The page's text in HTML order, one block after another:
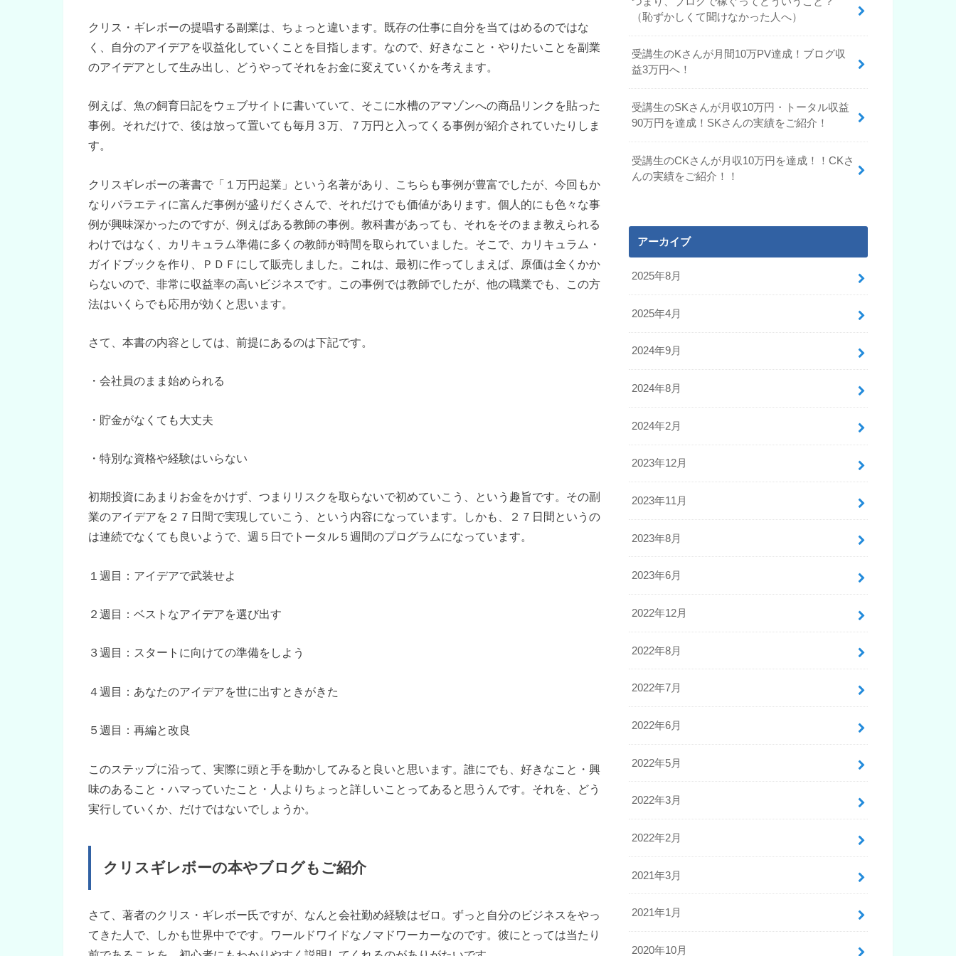
クリス・ギレボーの提唱する副業は、ちょっと違います。既存の仕事に自分を当てはめるのではな
く、自分のアイデアを収益化していくことを目指します。なので、好きなこと・やりたいことを副業
のアイデアとして生み出し、どうやってそれをお金に変えていくかを考えます。
例えば、魚の飼育日記をウェブサイトに書いていて、そこに水槽のアマゾンへの商品リンクを貼った
事例。それだけで、後は放って置いても毎月３万、７万円と入ってくる事例が紹介されていたりしま
す。
クリスギレボーの著書で「１万円起業」という名著があり、こちらも事例が豊富でしたが、今回もか
なりバラエティに富んだ事例が盛りだくさんで、それだけでも価値があります。個人的にも色々な事
例が興味深かったのですが、例えばある教師の事例。教科書があっても、それをそのまま教えられる
わけではなく、カリキュラム準備に多くの教師が時間を取られていました。そこで、カリキュラム・
ガイドブックを作り、ＰＤＦにして販売しました。これは、最初に作ってしまえば、原価は全くかか
らないので、非常に収益率の高いビジネスです。この事例では教師でしたが、他の職業でも、この方
法はいくらでも応用が効くと思います。
さて、本書の内容としては、前提にあるのは下記です。
・会社員のまま始められる
・貯金がなくても大丈夫
・特別な資格や経験はいらない
初期投資にあまりお金をかけず、つまりリスクを取らないで初めていこう、という趣旨です。その副
業のアイデアを２７日間で実現していこう、という内容になっています。しかも、２７日間というの
は連続でなくても良いようで、週５日でトータル５週間のプログラムになっています。
１週目：アイデアで武装せよ
２週目：ベストなアイデアを選び出す
３週目：スタートに向けての準備をしよう
４週目：あなたのアイデアを世に出すときがきた
５週目：再編と改良
このステップに沿って、実際に頭と手を動かしてみると良いと思います。誰にでも、好きなこと・興
味のあること・ハマっていたこと・人よりちょっと詳しいことってあると思うんです。それを、どう
実行していくか、だけではないでしょうか。
クリスギレボーの本やブログもご紹介
さて、著者のクリス・ギレボー氏ですが、なんと会社勤め経験はゼロ。ずっと自分のビジネスをやっ
てきた人で、しかも世界中でです。ワールドワイドなノマドワーカーなのです。彼にとっては当たり
（恥ずかしくて聞けなかった人へ）
受講生のKさんが月間10万PV達成！ブログ収
益3万円へ！
受講生のSKさんが月収10万円・トータル収益
90万円を達成！SKさんの実績をご紹介！
受講生のCKさんが月収10万円を達成！！CKさ
んの実績をご紹介！！
アーカイブ
2025年8月
2025年4月
2024年9月
2024年8月
2024年2月
2023年12月
2023年11月
2023年8月
2023年6月
2022年12月
2022年8月
2022年7月
2022年6月
2022年5月
2022年3月
2022年2月
2021年3月
2021年1月
2020年10月